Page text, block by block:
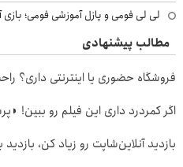
لی لی فومی و پازل آموزشی فومی؛
مطالب پیشنهادی
فروشگاه حضوری یا اینترنتی
اگر کمردرد داری این فیلم رو ببین!
بازدید آنلاین‌شاپت رو زیاد کن، بازدید